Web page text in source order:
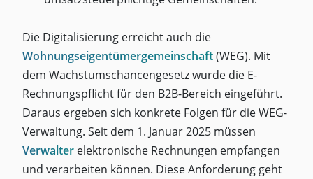
Die Digitalisierung erreicht auch die
Wohnungseigentümergemeinschaft(WEG). Mit
dem Wachstumschancengesetz wurde die E-
Rechnungspflicht für den B2B-Bereich eingeführt.
Daraus ergeben sich konkrete Folgen für die WEG-
Verwaltung. Seit dem 1. Januar 2025 müssen
Verwalterelektronische Rechnungen empfangen
und verarbeiten können. Diese Anforderung geht